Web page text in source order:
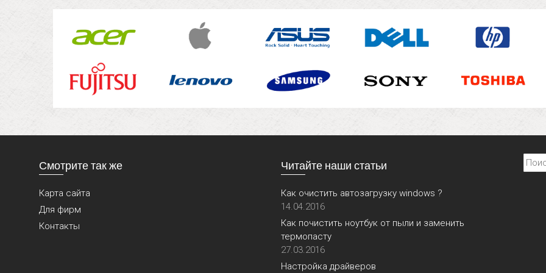
Смотрите так же
Карта сайта
Для фирм
Контакты
Читайте наши статьи
Как очистить автозагрузку windows ?
14.04.2016
Как почистить ноутбук от пыли и заменить
термопасту
27.03.2016
Настройка драйверов